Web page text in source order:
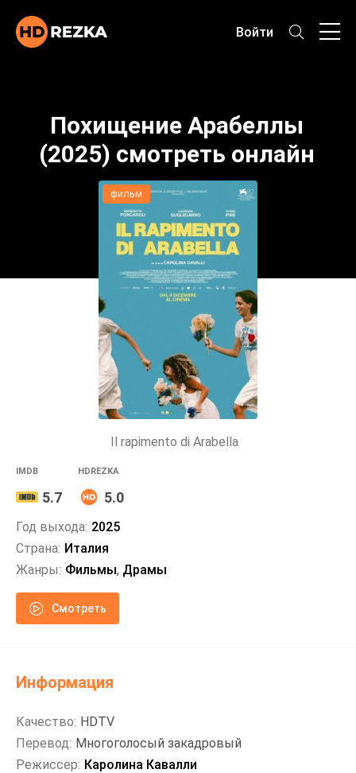
Войти
Похищение Арабеллы
(2025) смотреть онлайн
фильм
Il rapimento di Arabella
IMDB
5.7
HDREZKA
5.0
Год выхода: 2025
Страна: Италия
Жанры: Фильмы, Драмы
Смотреть
Информация
Качество: HDTV
Перевод: Многоголосый закадровый
Режиссер: Каролина Кавалли